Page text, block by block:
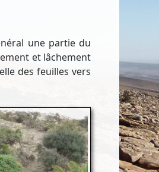
une partie du
et lâchement
des feuilles vers